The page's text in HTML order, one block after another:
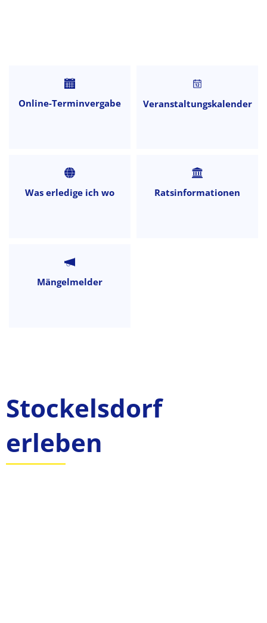
Startseite
Online-Terminvergabe Veranstaltungskalender
Was erledige ich wo Ratsinformationen
Mängelmelder
Stockelsdorf
erleben